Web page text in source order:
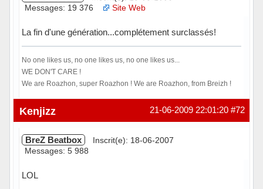
Messages: 19 376
Site Web
La fin d'une génération...complétement surclassés!
No one likes us, no one likes us, no one likes us...
WE DON'T CARE !
We are Roazhon, super Roazhon ! We are Roazhon, from Breizh !
Hors ligne #72
21-06-2009 22:01:20
Kenjizz
BreZ Beatbox
Inscrit(e): 18-06-2007
Messages: 5 988
LOL